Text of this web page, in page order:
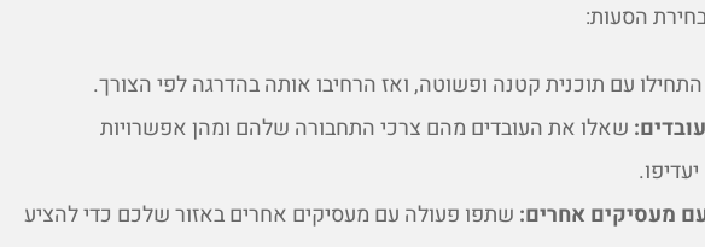
הסעות:
התחילו עם תוכנית קטנה ופשוטה, ואז הרחיבו אותה בהדרגה לפי הצורך.
שאלו את העובדים מהם צרכי התחבורה שלהם ומהן אפשרויות
מעסיקים אחרים: שתפו פעולה עם מעסיקים אחרים באזור שלכם כדי להציע